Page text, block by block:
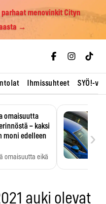
menovinkit Cityn
→
Ihmissuhteet SYÖ!-
omaisuutta
– kaksi
moni edelleen
omaisuutta eikä
›
auki olevat